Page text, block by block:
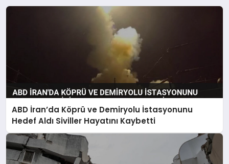
ABD İran’da Köprü ve Demiryolu İstasyonunu
Hedef Aldı Siviller Hayatını Kaybetti